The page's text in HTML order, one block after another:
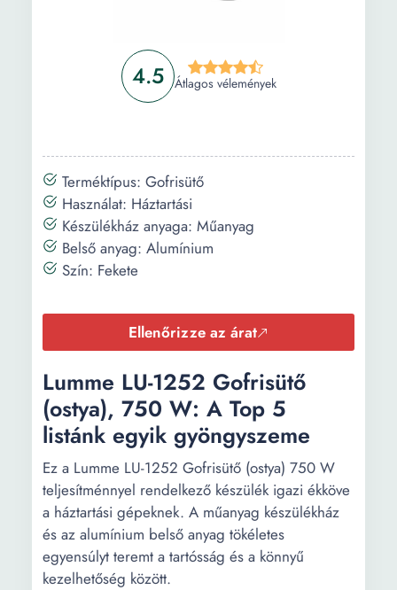
4.5 Átlagos vélemények
Terméktípus: Gofrisütő
Használat: Háztartási
Készülékház anyaga: Műanyag
Belső anyag: Alumínium
Szín: Fekete
Ellenőrizze az árat
Lumme LU-1252 Gofrisütő
(ostya), 750 W: A Top 5
listánk egyik gyöngyszeme
Ez a Lumme LU-1252 Gofrisütő (ostya) 750 W
teljesítménnyel rendelkező készülék igazi ékköve
a háztartási gépeknek. A műanyag készülékház
és az alumínium belső anyag tökéletes
egyensúlyt teremt a tartósság és a könnyű
kezelhetőség között.